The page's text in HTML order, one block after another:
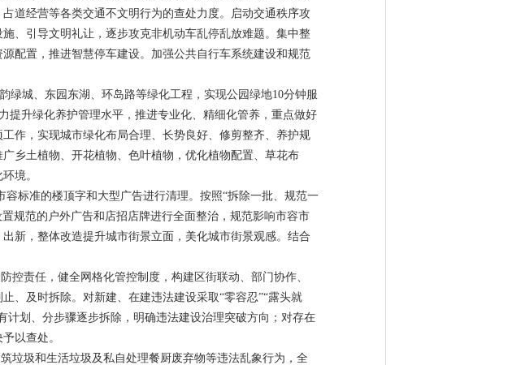
道经营等各类交通不文明行为的查处力度。启动交通秩序攻
、引导文明礼让，逐步攻克非机动车乱停乱放难题。集中整
配置，推进智慧停车建设。加强公共自行车系统建设和规范
绿城、东园东湖、环岛路等绿化工程，实现公园绿地10分钟服
提升绿化养护管理水平，推进专业化、精细化管养，重点做好
作，实现城市绿化布局合理、长势良好、修剪整齐、养护规
乡土植物、开花植物、色叶植物，优化植物配置、草花布
境。
标准的楼顶字和大型广告进行清理。按照“拆除一批、规范一
规范的户外广告和店招店牌进行全面整治，规范影响市容市
新，整体改造提升城市街景立面，美化城市街景观感。结合
控责任，健全网格化管控制度，构建区街联动、部门协作、
、及时拆除。对新建、在建违法建设采取“零容忍”“露头就
划、分步骤逐步拆除，明确违法建设治理突破方向；对存在
以查处。
垃圾和生活垃圾及私自处理餐厨废弃物等违法乱象行为，全